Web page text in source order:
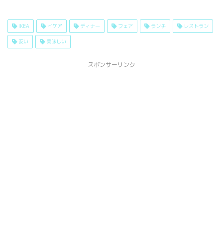
IKEA イケア ディナー フェア ランチ レストラン
安い 美味しい
スポンサーリンク